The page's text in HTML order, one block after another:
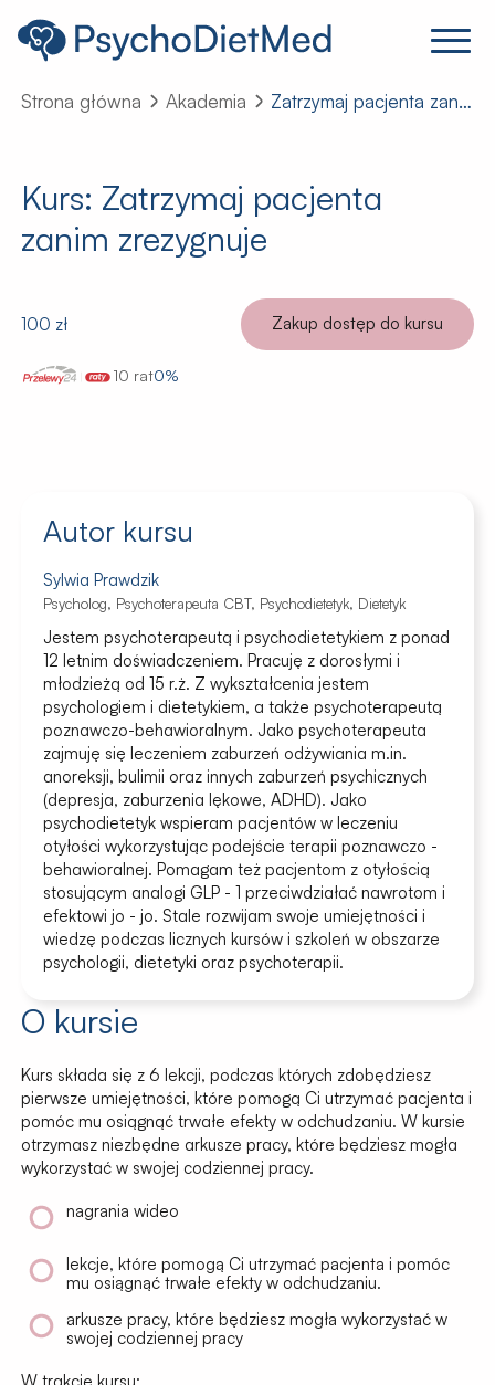
Strona główna Akademia Zatrzymaj pacjenta zanim zrezygnuje
Kurs: Zatrzymaj pacjenta
zanim zrezygnuje
100 zł Zakup dostęp do kursu
10 rat0%
O kursie
Kurs składa się z 6 lekcji, podczas których zdobędziesz
pierwsze umiejętności, które pomogą Ci utrzymać pacjenta i
pomóc mu osiągnąć trwałe efekty w odchudzaniu. W kursie
otrzymasz niezbędne arkusze pracy, które będziesz mogła
wykorzystać w swojej codziennej pracy.
nagrania wideo
lekcje, które pomogą Ci utrzymać pacjenta i pomóc
mu osiągnąć trwałe efekty w odchudzaniu.
arkusze pracy, które będziesz mogła wykorzystać w
swojej codziennej pracy
Autor kursu
Sylwia Prawdzik
Psycholog, Psychoterapeuta CBT, Psychodietetyk, Dietetyk
Jestem psychoterapeutą i psychodietetykiem z ponad
12 letnim doświadczeniem. Pracuję z dorosłymi i
młodzieżą od 15 r.ż. Z wykształcenia jestem
psychologiem i dietetykiem, a także psychoterapeutą
poznawczo-behawioralnym. Jako psychoterapeuta
zajmuję się leczeniem zaburzeń odżywiania m.in.
anoreksji, bulimii oraz innych zaburzeń psychicznych
(depresja, zaburzenia lękowe, ADHD). Jako
psychodietetyk wspieram pacjentów w leczeniu
otyłości wykorzystując podejście terapii poznawczo -
behawioralnej. Pomagam też pacjentom z otyłością
stosującym analogi GLP - 1 przeciwdziałać nawrotom i
efektowi jo - jo. Stale rozwijam swoje umiejętności i
wiedzę podczas licznych kursów i szkoleń w obszarze
psychologii, dietetyki oraz psychoterapii.